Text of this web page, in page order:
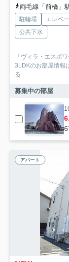
両毛線「前橋」
駐輪場 エレベ
公共下水
「ヴィラ・エスポ
3LDKのお部屋情報
る
募集中の部屋
アパート